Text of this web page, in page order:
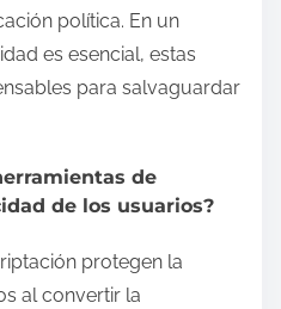
política. En un
es esencial, estas
para salvaguardar
de
de los usuarios?
protegen la
al convertir la